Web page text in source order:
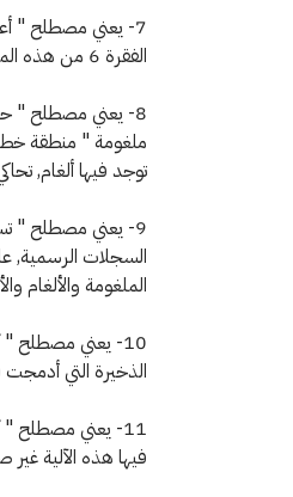
7- يعني مصطلح "
الفقرة 6 من هذه المادة.
8- يعني مصطلح "
ملغومة " منطقة
توجد فيها ألغام,
9- يعني مصطلح "
السجلات الرسمية,
الملغومة والألغام
10- يعني مصطلح "
الذخيرة التي أدمجت
11- يعني مصطلح "
فيها هذه الآلية